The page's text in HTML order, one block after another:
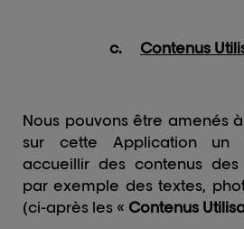
c. Contenus
Nous pouvons être amenés
sur cette Application un
accueillir des contenus des
par exemple des textes,
(ci-après les « Contenus